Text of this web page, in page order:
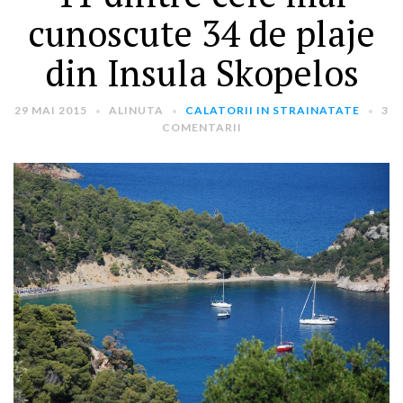
cunoscute 34 de plaje
din Insula Skopelos
29 MAI 2015 ALINUTA CALATORII IN STRAINATATE
3
COMENTARII
25 NOIEMBRIE 2024
„Let’s Talk About
Menopause” – dincolo de a
fi un subiect tabu
2 APRILIE 2024
Un weekend in La Spezia si
Cinque Terre